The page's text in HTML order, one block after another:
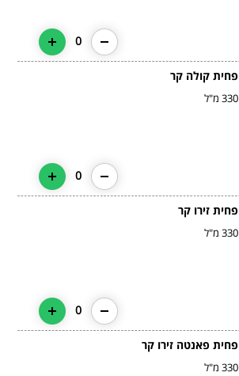
0
פחית קולה קר
330 מ"ל
0
פחית זירו קר
330 מ"ל
0
פחית פאנטה זירו קר
330 מ"ל